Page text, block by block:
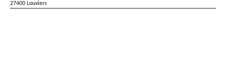
27400 Louviers